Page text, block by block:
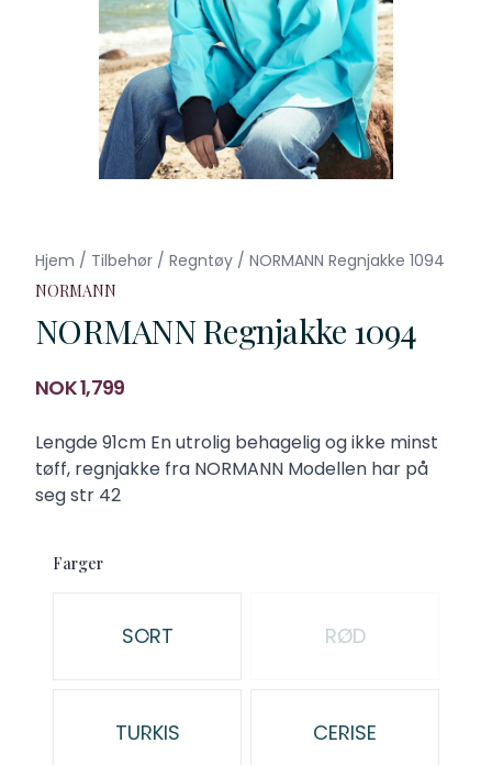
Hjem / Tilbehør / Regntøy / NORMANN Regnjakke 1094
NORMANN
NORMANN Regnjakke 1094
Produktdetaljer
NOK 1,799
Description
Lengde 91cm En utrolig behagelig og ikke minst
tøff, regnjakke fra NORMANN Modellen har på
seg str 42
Farger
Velg en Farger
SORT RØD
TURKIS CERISE